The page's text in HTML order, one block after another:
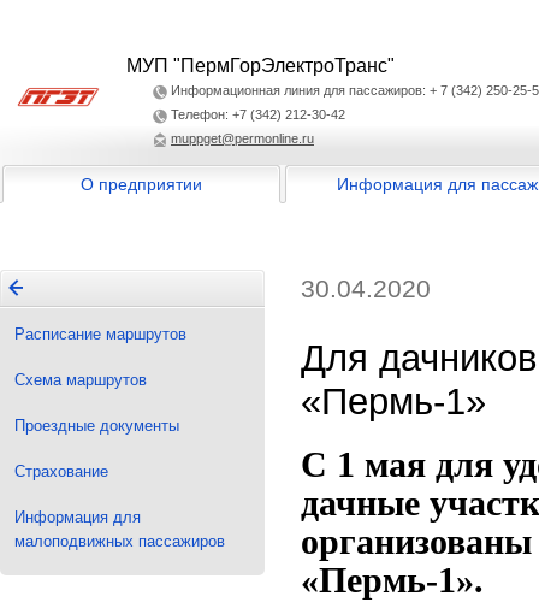
МУП "ПермГорЭлектроТранс"
Информационная линия для пассажиров: + 7 (342) 250-25-
Телефон: +7 (342) 212-30-42
muppget@permonline.ru
О предприятии Информация для
Расписание маршрутов
Схема маршрутов
Проездные документы
Страхование
Информация для
малоподвижных пассажиров
30.04.2020
Для
«Пермь-1»
С 1 мая для
дачные
«Пермь-1».